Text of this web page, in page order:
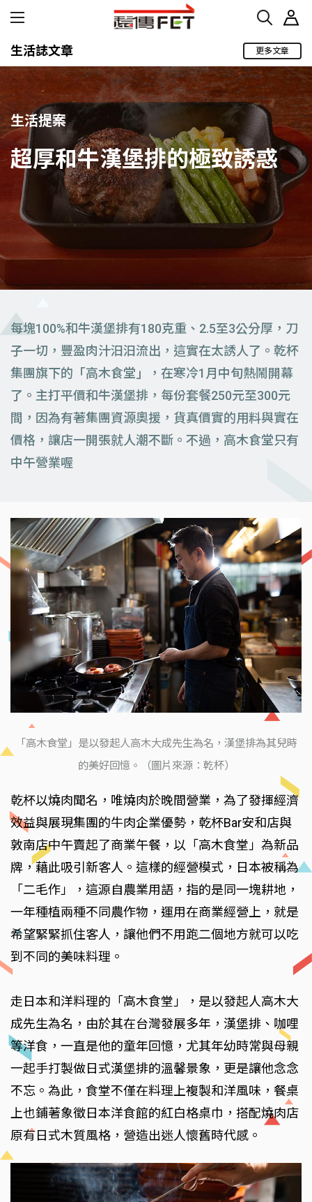
生活誌文章 更多文章
生活提案
超厚和牛漢堡排的極致誘惑
每塊100%和牛漢堡排有180克重、2.5至3公分厚，刀
子一切，豐盈肉汁汩汩流出，這實在太誘人了。乾杯
集團旗下的「高木食堂」，在寒冷1月中旬熱鬧開幕
了。主打平價和牛漢堡排，每份套餐250元至300元
間，因為有著集團資源奧援，貨真價實的用料與實在
價格，讓店一開張就人潮不斷。不過，高木食堂只有
中午營業喔
「高木食堂」是以發起人高木大成先生為名，漢堡排為其兒時
的美好回憶。（圖片來源：乾杯）
乾杯以燒肉聞名，唯燒肉於晚間營業，為了發揮經濟
效益與展現集團的牛肉企業優勢，乾杯Bar安和店與
敦南店中午賣起了商業午餐，以「高木食堂」為新品
牌，藉此吸引新客人。這樣的經營模式，日本被稱為
「二毛作」，這源自農業用語，指的是同一塊耕地，
一年種植兩種不同農作物，運用在商業經營上，就是
希望緊緊抓住客人，讓他們不用跑二個地方就可以吃
到不同的美味料理。
走日本和洋料理的「高木食堂」，是以發起人高木大
成先生為名，由於其在台灣發展多年，漢堡排、咖哩
等洋食，一直是他的童年回憶，尤其年幼時常與母親
一起手打製做日式漢堡排的溫馨景象，更是讓他念念
不忘。為此，食堂不僅在料理上複製和洋風味，餐桌
上也鋪著象徵日本洋食館的紅白格桌巾，搭配燒肉店
原有日式木質風格，營造出迷人懷舊時代感。